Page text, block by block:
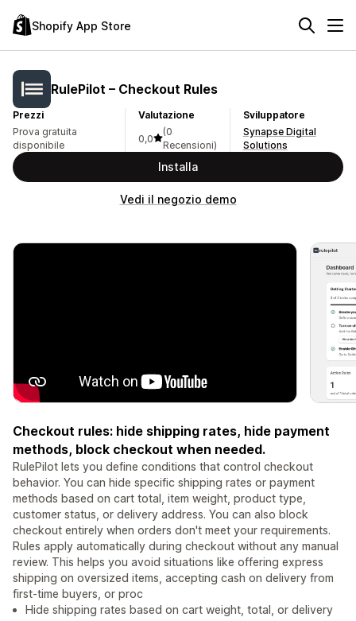
Shopify App Store
RulePilot – Checkout Rules
Prezzi
Prova gratuita
disponibile
Valutazione
0,0
(0
Recensioni)
Sviluppatore
Synapse Digital
Solutions
Installa
Vedi il negozio demo
Checkout rules: hide shipping rates, hide payment
methods, block checkout when needed.
RulePilot lets you define conditions that control checkout
behavior. You can hide specific shipping rates or payment
methods based on cart total, item weight, product type,
customer status, or delivery address. You can also block
checkout entirely when orders don't meet your requirements.
Rules apply automatically during checkout without any manual
review. This helps you avoid situations like offering express
shipping on oversized items, accepting cash on delivery from
first-time buyers, or proc
Hide shipping rates based on cart weight, total, or delivery